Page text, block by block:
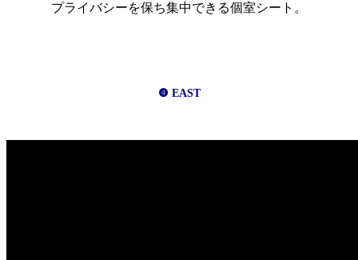
プライバシーを保ち集中できる個室シート。
❹ EAST